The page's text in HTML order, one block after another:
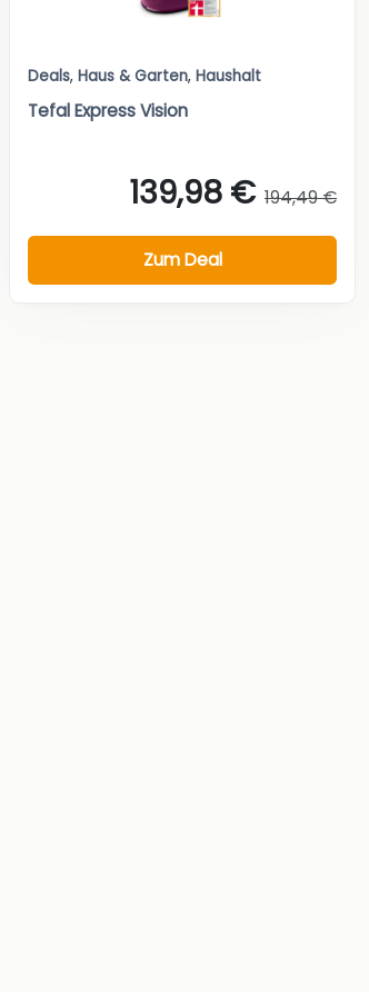
Deals, Haus & Garten, Haushalt
Tefal Express Vision
139,98 € 194,49 €
Zum Deal